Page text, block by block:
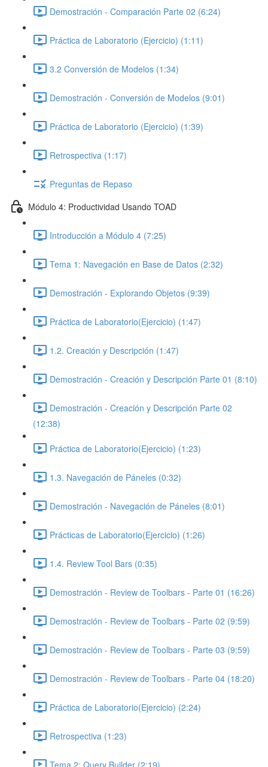
Demostración - Comparación Parte 02 (6:24)
Práctica de Laboratorio (Ejercicio) (1:11)
3.2 Conversión de Modelos (1:34)
Demostración - Conversión de Modelos (9:01)
Práctica de Laboratorio (Ejercicio) (1:39)
Retrospectiva (1:17)
Preguntas de Repaso
Módulo 4: Productividad Usando TOAD
Introducción a Módulo 4 (7:25)
Tema 1: Navegación en Base de Datos (2:32)
Demostración - Explorando Objetos (9:39)
Práctica de Laboratorio(Ejercicio) (1:47)
1.2. Creación y Descripción (1:47)
Demostración - Creación y Descripción Parte 01 (8:10)
Demostración - Creación y Descripción Parte 02
(12:38)
Práctica de Laboratorio(Ejercicio) (1:23)
1.3. Navegación de Páneles (0:32)
Demostración - Navegación de Páneles (8:01)
Prácticas de Laboratorio(Ejercicio) (1:26)
1.4. Review Tool Bars (0:35)
Demostración - Review de Toolbars - Parte 01 (16:26)
Demostración - Review de Toolbars - Parte 02 (9:59)
Demostración - Review de Toolbars - Parte 03 (9:59)
Demostración - Review de Toolbars - Parte 04 (18:20)
Práctica de Laboratorio(Ejercicio) (2:24)
Retrospectiva (1:23)
Tema 2: Query Builder (2:19)